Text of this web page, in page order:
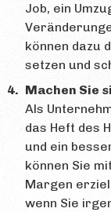
Job, ein
können dazu
setzen und
Machen Sie
Als
das Heft des
und ein
können Sie
Margen
wenn Sie